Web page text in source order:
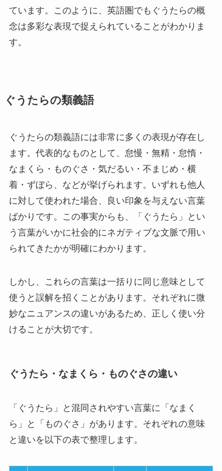
ています。このように、英語圏でもぐうたらの概
念は多彩な表現で捉えられていることがわかりま
す。
ぐうたらの類義語
ぐうたらの類義語には非常に多くの表現が存在し
ます。代表的なものとして、怠慢・無精・怠惰・
なまくら・ものぐさ・気だるい・不まじめ・横
着・ずぼら、などが挙げられます。いずれも他人
に対して使われた場合、良い印象を与えない言葉
ばかりです。この事実からも、「ぐうたら」とい
う言葉がいかに社会的にネガティブな文脈で用い
られてきたかが明確にわかります。
しかし、これらの言葉は一括りに同じ意味として
使うと誤解を招くことがあります。それぞれに微
妙なニュアンスの違いがあるため、正しく使い分
けることが大切です。
ぐうたら・なまくら・ものぐさの違い
「ぐうたら」と混同されやすい言葉に「なまく
ら」と「ものぐさ」があります。それぞれの意味
と違いを以下の表で整理します。